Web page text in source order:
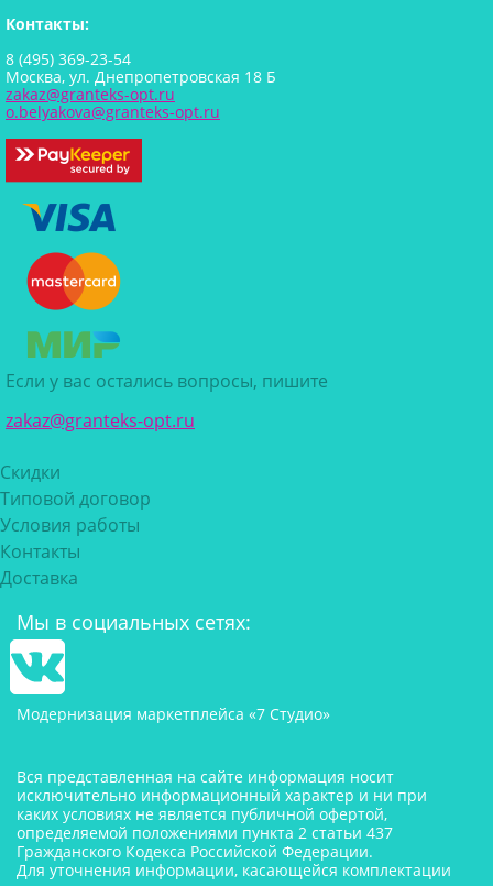
Контакты:
8 (495) 369-23-54
Москва, ул. Днепропетровская 18 Б
zakaz@granteks-opt.ru
o.belyakova@granteks-opt.ru
Если у вас остались вопросы, пишите
zakaz@granteks-opt.ru
Скидки
Типовой договор
Условия работы
Контакты
Доставка
Мы в социальных сетях:
Модернизация маркетплейса «7 Студио»
Вся представленная на сайте информация носит
исключительно информационный характер и ни при
каких условиях не является публичной офертой,
определяемой положениями пункта 2 статьи 437
Гражданского Кодекса Российской Федерации.
Для уточнения информации, касающейся комплектации